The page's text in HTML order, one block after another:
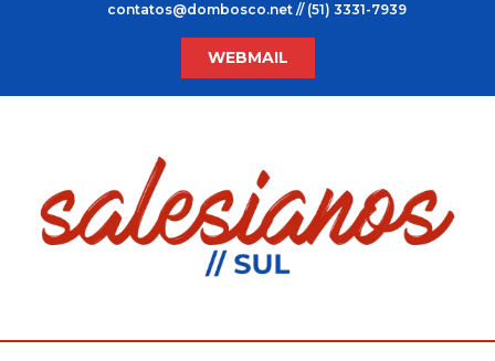
contatos@dombosco.net // (51) 3331-7939
WEBMAIL